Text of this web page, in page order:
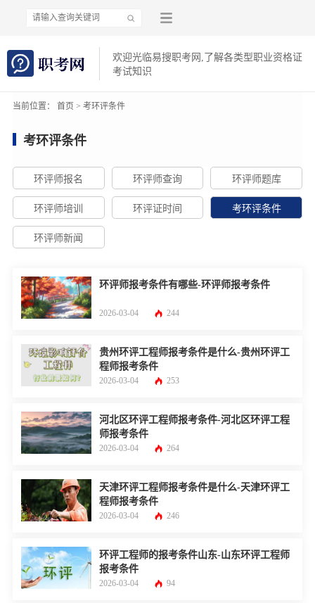
欢迎光临易搜职考网,了解各类型职业资格证
考试知识
当前位置： 首页> 考环评条件
考环评条件
环评师报名 环评师查询 环评师题库
环评师培训 环评证时间 考环评条件
环评师新闻
环评师报考条件有哪些-环评师报考条件
2026-03-04 244
贵州环评工程师报考条件是什么-贵州环评工
程师报考条件
2026-03-04 253
河北区环评工程师报考条件-河北区环评工程
师报考条件
2026-03-04 264
天津环评工程师报考条件是什么-天津环评工
程师报考条件
2026-03-04 246
环评工程师的报考条件山东-山东环评工程师
报考条件
2026-03-04 94